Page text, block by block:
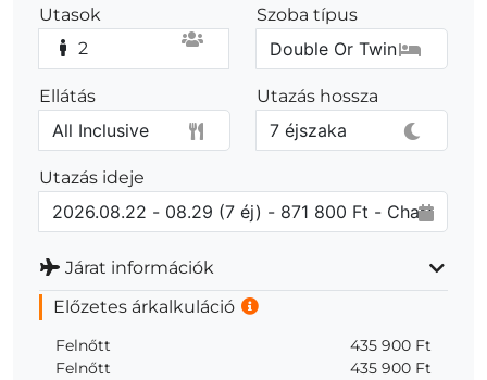
Utasok
2
Szoba típus
Ellátás Utazás hossza
Utazás ideje
Járat információk
Előzetes árkalkuláció
Felnőtt
435 900 Ft
Felnőtt
435 900 Ft